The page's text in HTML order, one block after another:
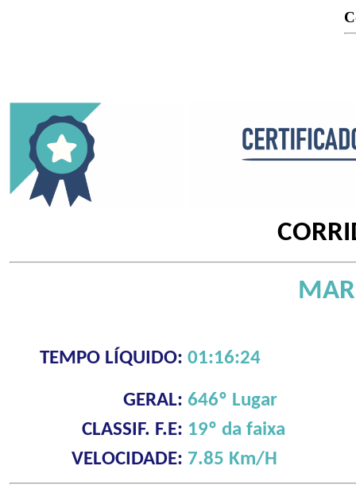
TEMPO LÍQUIDO: 01:16:24
GERAL: 646º Lugar
CLASSIF. F.E: 19º da faixa
VELOCIDADE: 7.85 Km/H